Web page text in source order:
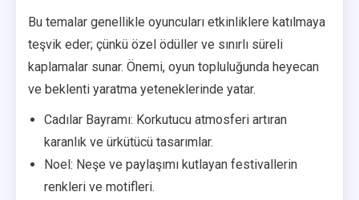
Bu temalar genellikle oyuncuları etkinliklere katılmaya
teşvik eder; çünkü özel ödüller ve sınırlı süreli
kaplamalar sunar. Önemi, oyun topluluğunda heyecan
ve beklenti yaratma yeteneklerinde yatar.
Cadılar Bayramı: Korkutucu atmosferi artıran
karanlık ve ürkütücü tasarımlar.
Noel: Neşe ve paylaşımı kutlayan festivallerin
renkleri ve motifleri.